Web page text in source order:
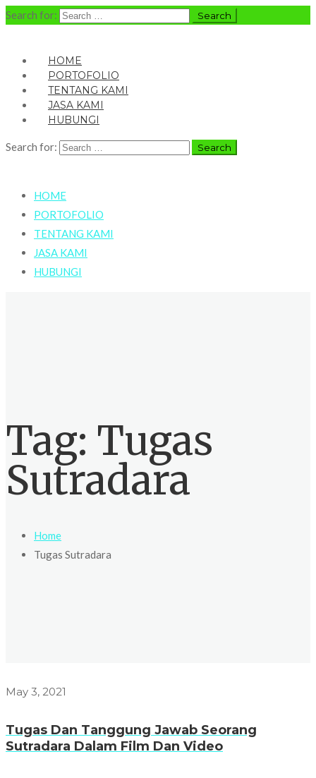
Search for:
HOME
PORTOFOLIO
TENTANG KAMI
JASA KAMI
HUBUNGI
Search for:
HOME
PORTOFOLIO
TENTANG KAMI
JASA KAMI
HUBUNGI
Tag: Tugas
Sutradara
Home
Tugas Sutradara
May 3, 2021
Tugas Dan Tanggung Jawab Seorang
Sutradara Dalam Film Dan Video